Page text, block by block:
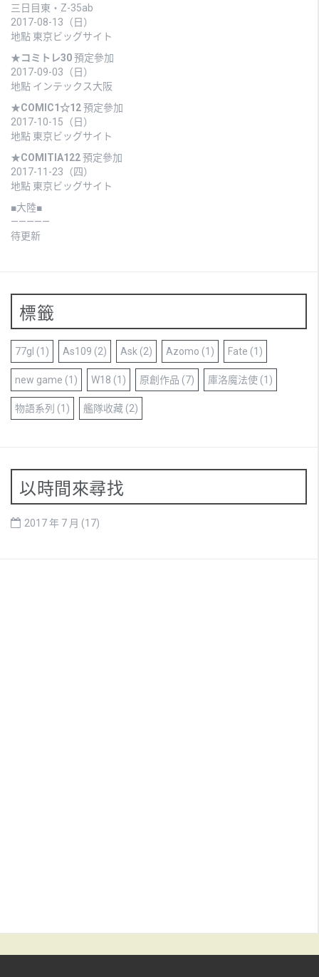
三日目東・Z-35ab
2017-08-13（日）
地點 東京ビッグサイト
★コミトレ30預定參加
2017-09-03（日）
地點 インテックス大阪
★COMIC1☆12預定參加
2017-10-15（日）
地點 東京ビッグサイト
★COMITIA122預定參加
2017-11-23（四）
地點 東京ビッグサイト
■大陸■
—————
待更新
標籤
77gl (1) As109 (2) Ask (2) Azomo (1) Fate (1)
new game (1) W18 (1) 原創作品 (7) 庫洛魔法使 (1)
物語系列 (1) 艦隊收藏 (2)
以時間來尋找
2017 年 7 月 (17)